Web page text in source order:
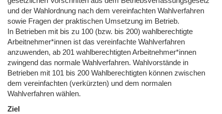
und der Wahlordnung nach dem vereinfachten Wahlverfahren
sowie Fragen der praktischen Umsetzung im Betrieb.
In Betrieben mit bis zu 100 (bzw. bis 200) wahlberechtigte
Arbeitnehmer*innen ist das vereinfachte Wahlverfahren
anzuwenden, ab 201 wahlberechtigten Arbeitnehmer*innen
zwingend das normale Wahlverfahren. Wahlvorstände in
Betrieben mit 101 bis 200 Wahlberechtigten können zwischen
dem vereinfachten (verkürzten) und dem normalen
Wahlverfahren wählen.
Ziel